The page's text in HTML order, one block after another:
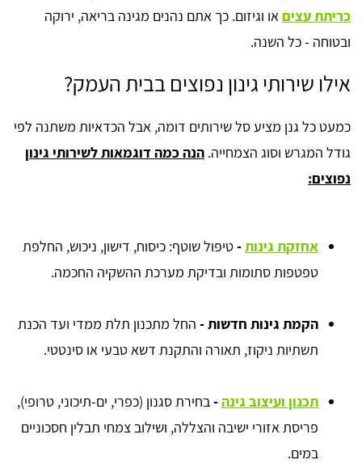
כריתת עצים או וגיזום. כך אתם נהנים מגינה בריאה, ירוקה
ובטוחה - כל השנה.
אילו שירותי גינון נפוצים בבית העמק?
כמעט כל גנן מציע סל שירותים דומה, אבל הכדאיות משתנה לפי
גודל המגרש וסוג הצמחייה. הנה כמה דוגמאות לשירותי גינון
נפוצים:
אחזקת גינות-טיפול שוטף: כיסוח, דישון, ניכוש, החלפת
טפטפות סתומות ובדיקת מערכת ההשקיה החכמה.
הקמת גינות חדשות- החל מתכנון תלת ממדי ועד הכנת
תשתיות ניקוז, תאורה והתקנת דשא טבעי או סינטטי.
תכנון ועיצוב גינה-בחירת סגנון (כפרי, ים-תיכוני, טרופי),
פריסת אזורי ישיבה והצללה, ושילוב צמחי תבלין חסכוניים
במים.